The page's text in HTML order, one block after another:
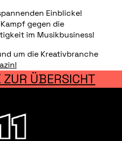
Einblicke!
gegen die
im Musikbusiness!
um die Kreativbranche
ÜBERSICHT